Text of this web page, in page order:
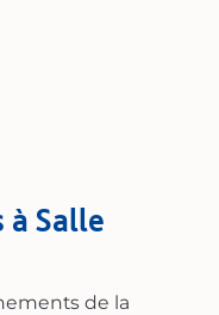
à Salle
de la